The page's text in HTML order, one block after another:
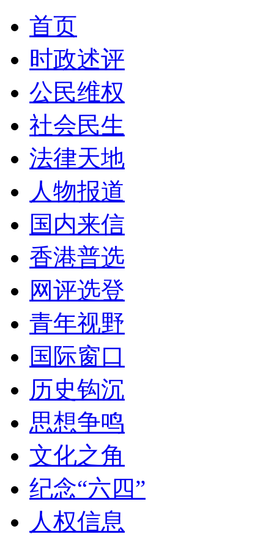
首页
时政述评
公民维权
社会民生
法律天地
人物报道
国内来信
香港普选
网评选登
青年视野
国际窗口
历史钩沉
思想争鸣
文化之角
纪念“六四”
人权信息